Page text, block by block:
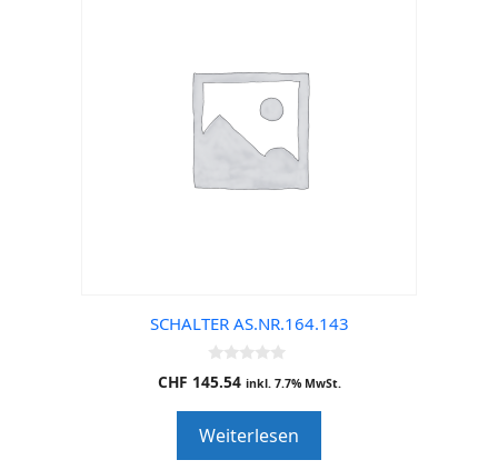
SCHALTER AS.NR.164.143
0
o
o
f
5
CHF 145.54 inkl. 7.7% MwSt.
Weiterlesen